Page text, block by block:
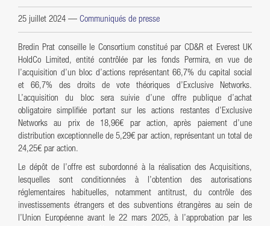
25 juillet 2024 — Communiqués de presse
Bredin Prat conseille le Consortium constitué par CD&R et Everest UK
HoldCo Limited, entité contrôlée par les fonds Permira, en vue de
l’acquisition d’un bloc d’actions représentant 66,7% du capital social
et 66,7% des droits de vote théoriques d’Exclusive Networks.
L’acquisition du bloc sera suivie d’une offre publique d’achat
obligatoire simplifiée portant sur les actions restantes d’Exclusive
Networks au prix de 18,96€ par action, après paiement d’une
distribution exceptionnelle de 5,29€ par action, représentant un total de
24,25€ par action.
Le dépôt de l’offre est subordonné à la réalisation des Acquisitions,
lesquelles sont conditionnées à l’obtention des autorisations
réglementaires habituelles, notamment antitrust, du contrôle des
investissements étrangers et des subventions étrangères au sein de
l’Union Européenne avant le 22 mars 2025, à l’approbation par les